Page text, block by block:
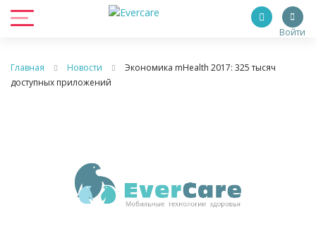
Войти
Главная Новости
Экономика mHealth 2017: 325 тысяч
доступных приложений